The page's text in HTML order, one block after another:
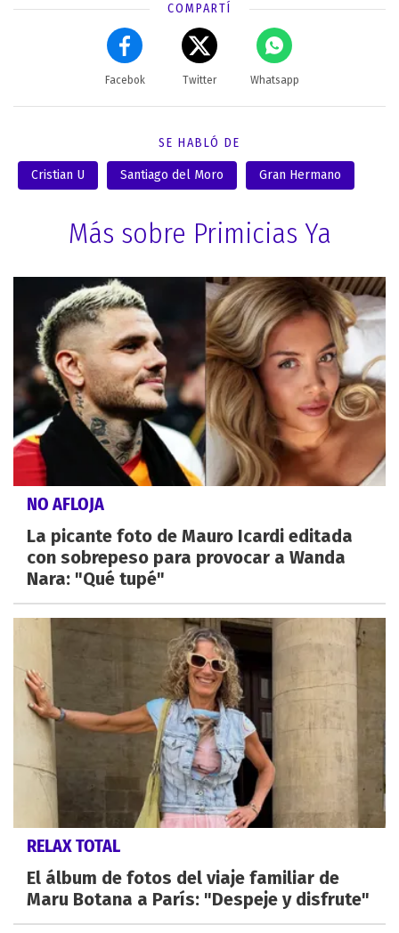
COMPARTÍ
Facebok Twitter Whatsapp
SE HABLÓ DE
Cristian U Santiago del Moro Gran Hermano
Más sobre Primicias Ya
NO AFLOJA
La picante foto de Mauro Icardi editada
con sobrepeso para provocar a Wanda
Nara: "Qué tupé"
RELAX TOTAL
El álbum de fotos del viaje familiar de
Maru Botana a París: "Despeje y disfrute"